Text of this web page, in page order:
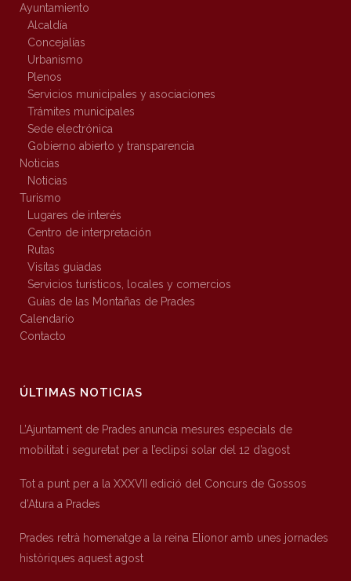
Ayuntamiento
Alcaldía
Concejalías
Urbanismo
Plenos
Servicios municipales y asociaciones
Trámites municipales
Sede electrónica
Gobierno abierto y transparencia
Noticias
Noticias
Turismo
Lugares de interés
Centro de interpretación
Rutas
Visitas guiadas
Servicios turísticos, locales y comercios
Guías de las Montañas de Prades
Calendario
Contacto
ÚLTIMAS NOTICIAS
L’Ajuntament de Prades anuncia mesures especials de
mobilitat i seguretat per a l’eclipsi solar del 12 d’agost
Tot a punt per a la XXXVII edició del Concurs de Gossos
d’Atura a Prades
Prades retrà homenatge a la reina Elionor amb unes jornades
històriques aquest agost